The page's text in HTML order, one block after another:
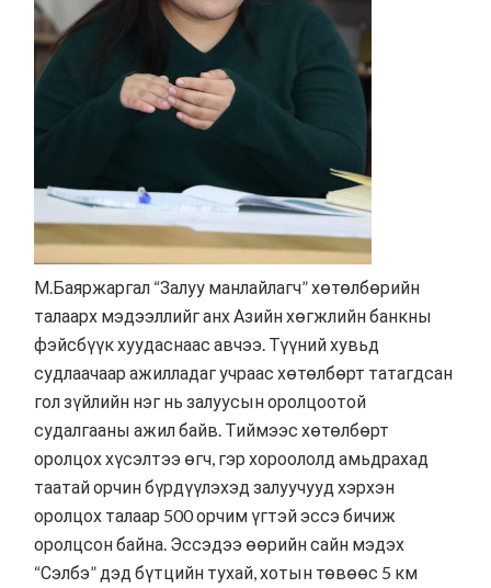
М.Баяржаргал “Залуу манлайлагч” хөтөлбөрийн
талаарх мэдээллийг анх Азийн хөгжлийн банкны
фэйсбүүк хуудаснаас авчээ. Түүний хувьд
судлаачаар ажилладаг учраас хөтөлбөрт татагдсан
гол зүйлийн нэг нь залуусын оролцоотой
судалгааны ажил байв. Тиймээс хөтөлбөрт
оролцох хүсэлтээ өгч, гэр хороололд амьдрахад
таатай орчин бүрдүүлэхэд залуучууд хэрхэн
оролцох талаар 500 орчим үгтэй эссэ бичиж
оролцсон байна. Эссэдээ өөрийн сайн мэдэх
“Сэлбэ” дэд бүтцийн тухай, хотын төвөөс 5 км